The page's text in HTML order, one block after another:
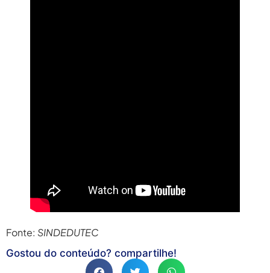
Fonte: SINDEDUTEC
Gostou do conteúdo? compartilhe!